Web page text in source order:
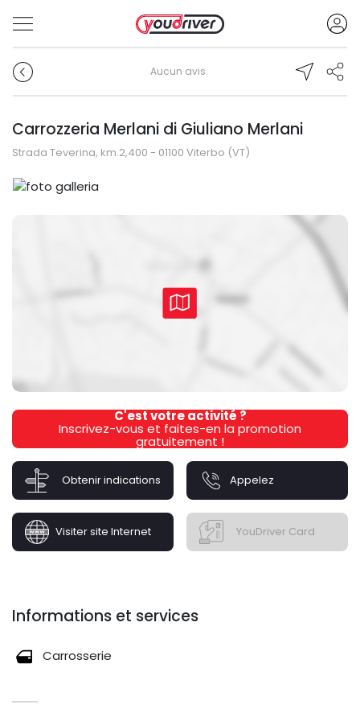
Aucun avis
Carrozzeria Merlani di Giuliano Merlani
Strada Teverina, km.2,400 - 01100 Viterbo (VT)
C'est votre activité ?
Inscrivez-vous et faites-en la promotion
gratuitement !
Obtenir indications Appelez
Visiter site Internet YouDriver Card
Informations et services
Carrosserie